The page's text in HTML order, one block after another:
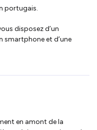
portugais.
disposez d’un
smartphone et d’une
en amont de la